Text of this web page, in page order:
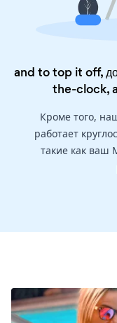
and to top it off,
the-clock,
Кроме того,
работает
такие как ваш